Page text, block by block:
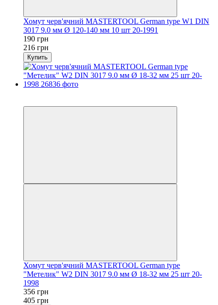
Хомут черв'ячний MASTERTOOL German type W1 DIN
3017 9.0 мм Ø 120-140 мм 10 шт 20-1991
190 грн
216 грн
Купить
Хомут черв'ячний MASTERTOOL German type
"Метелик" W2 DIN 3017 9.0 мм Ø 18-32 мм 25 шт 20-
1998
356 грн
405 грн